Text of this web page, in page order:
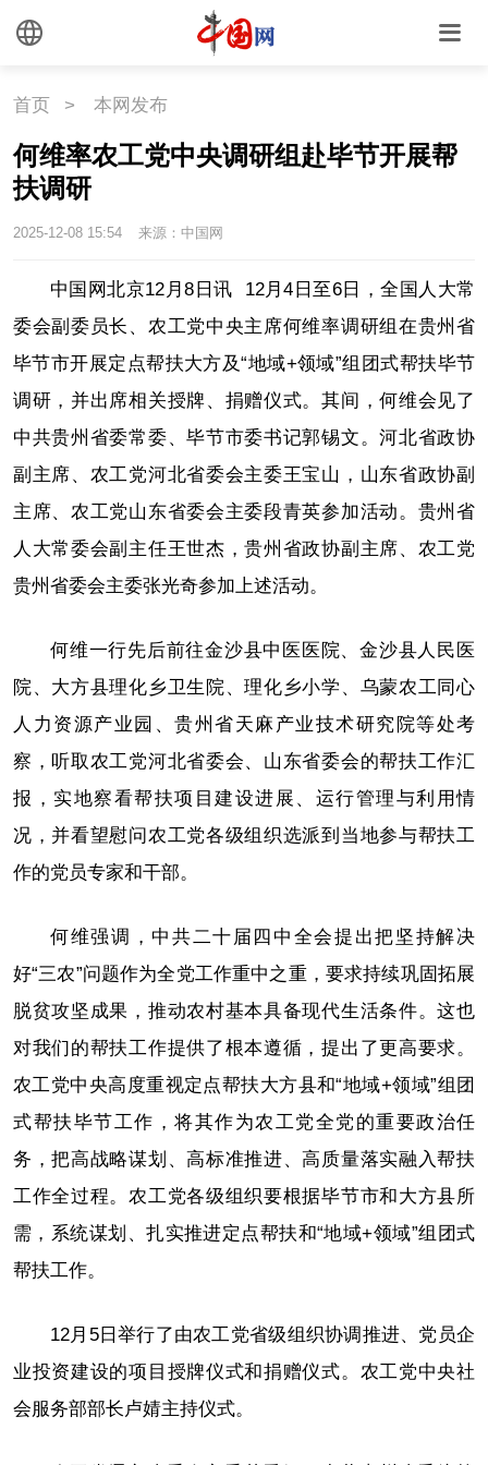
首页 > 本网发布
何维率农工党中央调研组赴毕节开展帮
扶调研
2025-12-08 15:54 来源：中国网
中国网北京12月8日讯 12月4日至6日，全国人大常
委会副委员长、农工党中央主席何维率调研组在贵州省
毕节市开展定点帮扶大方及“地域+领域”组团式帮扶毕节
调研，并出席相关授牌、捐赠仪式。其间，何维会见了
中共贵州省委常委、毕节市委书记郭锡文。河北省政协
副主席、农工党河北省委会主委王宝山，山东省政协副
主席、农工党山东省委会主委段青英参加活动。贵州省
人大常委会副主任王世杰，贵州省政协副主席、农工党
贵州省委会主委张光奇参加上述活动。
何维一行先后前往金沙县中医医院、金沙县人民医
院、大方县理化乡卫生院、理化乡小学、乌蒙农工同心
人力资源产业园、贵州省天麻产业技术研究院等处考
察，听取农工党河北省委会、山东省委会的帮扶工作汇
报，实地察看帮扶项目建设进展、运行管理与利用情
况，并看望慰问农工党各级组织选派到当地参与帮扶工
作的党员专家和干部。
何维强调，中共二十届四中全会提出把坚持解决
好“三农”问题作为全党工作重中之重，要求持续巩固拓展
脱贫攻坚成果，推动农村基本具备现代生活条件。这也
对我们的帮扶工作提供了根本遵循，提出了更高要求。
农工党中央高度重视定点帮扶大方县和“地域+领域”组团
式帮扶毕节工作，将其作为农工党全党的重要政治任
务，把高战略谋划、高标准推进、高质量落实融入帮扶
工作全过程。农工党各级组织要根据毕节市和大方县所
需，系统谋划、扎实推进定点帮扶和“地域+领域”组团式
帮扶工作。
12月5日举行了由农工党省级组织协调推进、党员企
业投资建设的项目授牌仪式和捐赠仪式。农工党中央社
会服务部部长卢婧主持仪式。